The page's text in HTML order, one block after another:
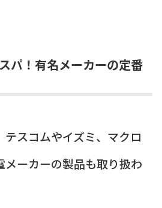
パ！有名メーカーの定番
テスコムやイズミ、マクロ
メーカーの製品も取り扱わ